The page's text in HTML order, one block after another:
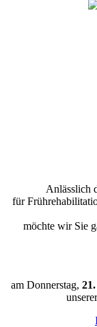
Anlässlich
für
möchte wir Sie
am Donnerstag,